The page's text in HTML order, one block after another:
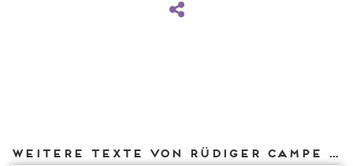
Weitere Texte von Rüdiger Campe bei DIAPHANES